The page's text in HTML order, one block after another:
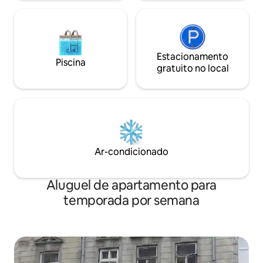
Piscina
Estacionamento
gratuito no local
Ar-condicionado
Aluguel de apartamento para
temporada por semana